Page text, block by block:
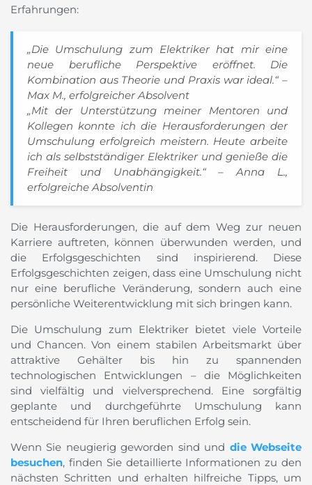
Erfahrungen:
„Die Umschulung zum Elektriker hat mir eine
neue berufliche Perspektive eröffnet. Die
Kombination aus Theorie und Praxis war ideal.“ –
Max M., erfolgreicher Absolvent
„Mit der Unterstützung meiner Mentoren und
Kollegen konnte ich die Herausforderungen der
Umschulung erfolgreich meistern. Heute arbeite
ich als selbstständiger Elektriker und genieße die
Freiheit und Unabhängigkeit.“ – Anna L.,
erfolgreiche Absolventin
Die Herausforderungen, die auf dem Weg zur neuen
Karriere auftreten, können überwunden werden, und
die Erfolgsgeschichten sind inspirierend. Diese
Erfolgsgeschichten zeigen, dass eine Umschulung nicht
nur eine berufliche Veränderung, sondern auch eine
persönliche Weiterentwicklung mit sich bringen kann.
Die Umschulung zum Elektriker bietet viele Vorteile
und Chancen. Von einem stabilen Arbeitsmarkt über
attraktive Gehälter bis hin zu spannenden
technologischen Entwicklungen – die Möglichkeiten
sind vielfältig und vielversprechend. Eine sorgfältig
geplante und durchgeführte Umschulung kann
entscheidend für Ihren beruflichen Erfolg sein.
Wenn Sie neugierig geworden sind und die Webseite
besuchen, finden Sie detaillierte Informationen zu den
nächsten Schritten und erhalten hilfreiche Tipps, um